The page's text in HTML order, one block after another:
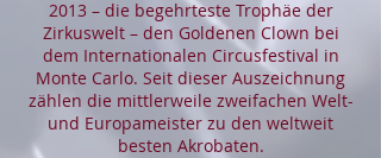
2013 – die begehrteste Trophäe der
Zirkuswelt – den Goldenen Clown bei
dem Internationalen Circusfestival in
Monte Carlo. Seit dieser Auszeichnung
zählen die mittlerweile zweifachen Welt-
und Europameister zu den weltweit
besten Akrobaten.